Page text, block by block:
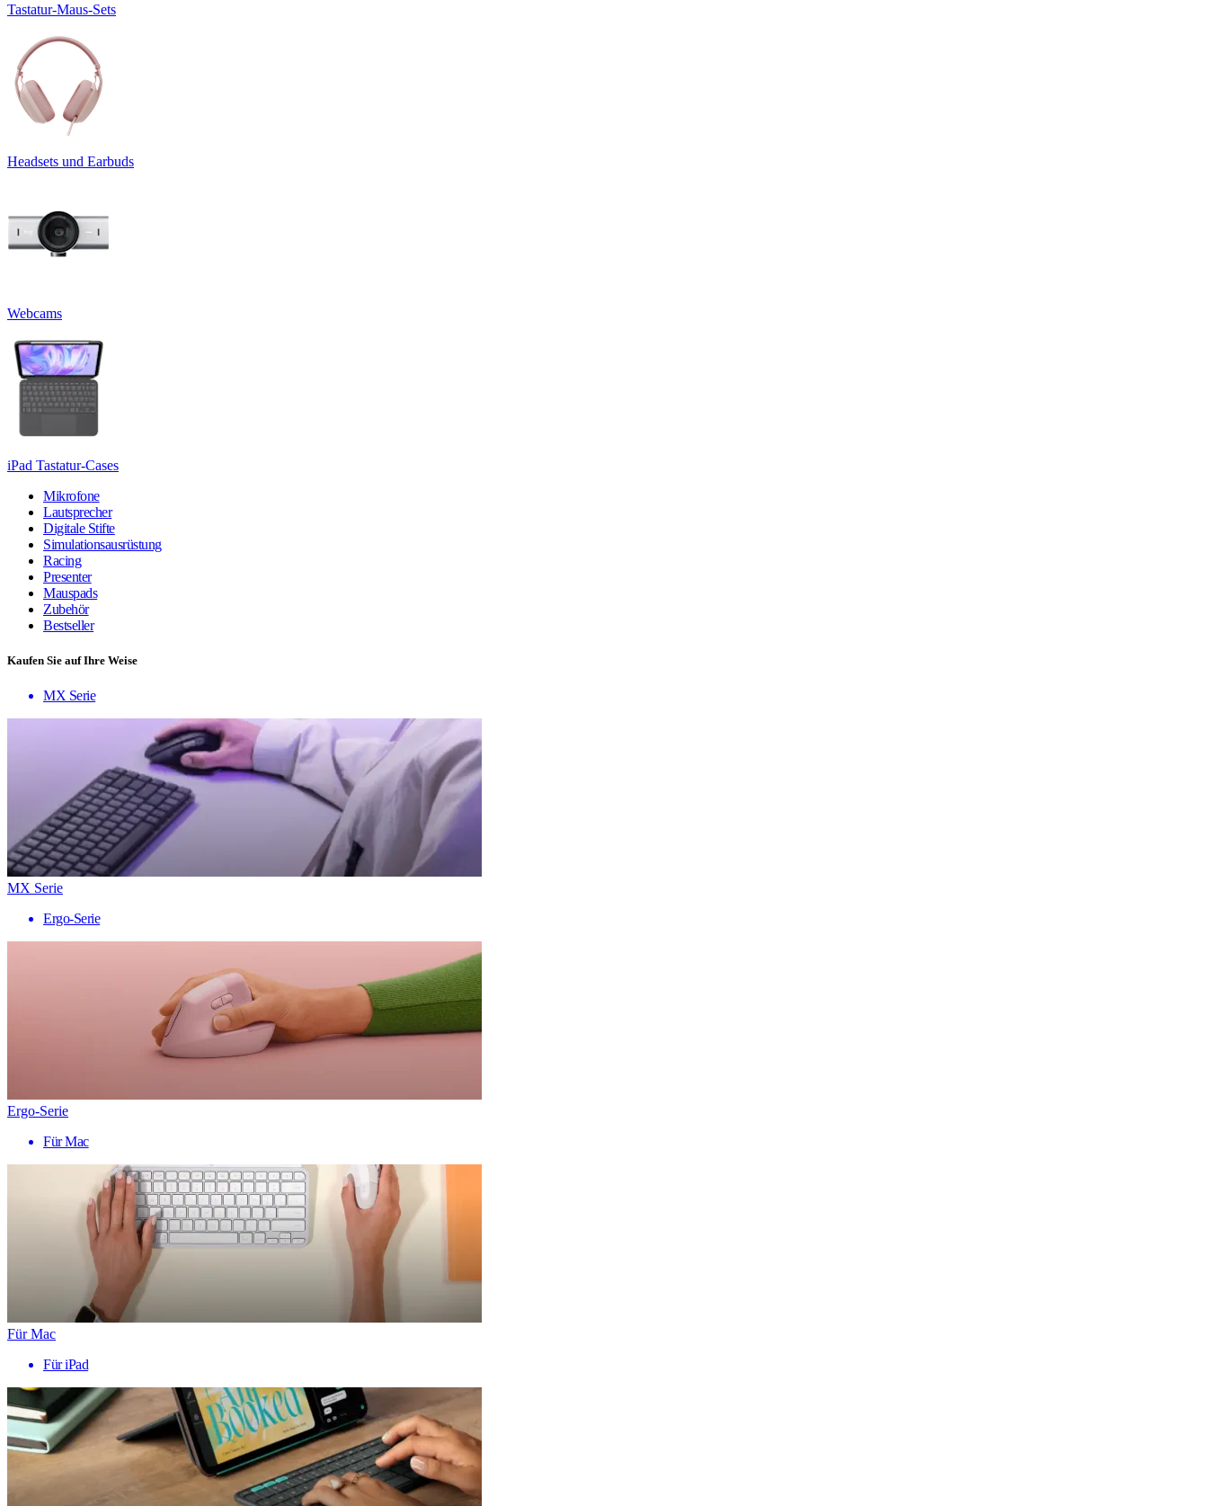
Tastatur-Maus-Sets
Headsets und Earbuds
Webcams
iPad Tastatur-Cases
Mikrofone
Lautsprecher
Digitale Stifte
Simulationsausrüstung
Racing
Presenter
Mauspads
Zubehör
Bestseller
Kaufen Sie auf Ihre Weise
MX Serie
MX Serie
Ergo-Serie
Ergo-Serie
Für Mac
Für Mac
Für iPad